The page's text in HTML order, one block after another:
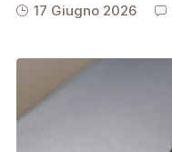
17 Giugno 2026